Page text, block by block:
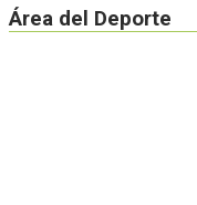
Área del Deporte